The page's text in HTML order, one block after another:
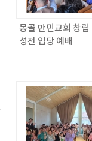
몽골 만민교회 창립
성전 입당 예배